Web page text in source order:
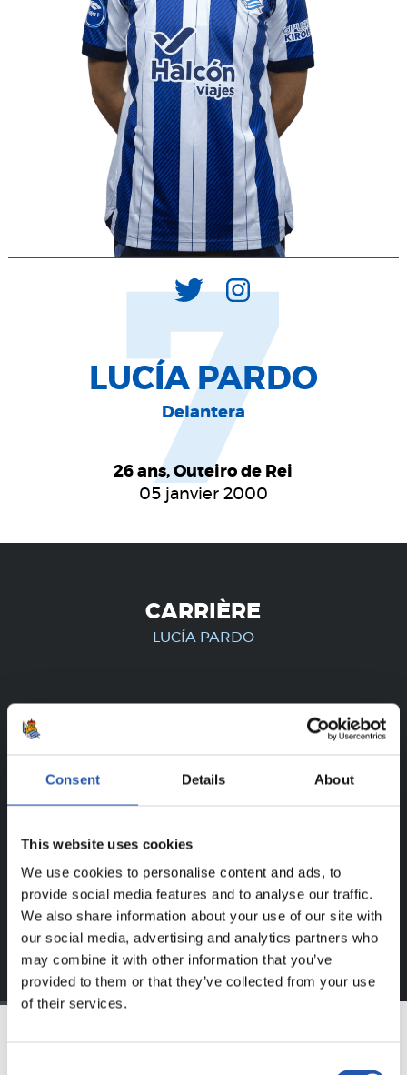
Consent Details About
This website uses cookies
We use cookies to personalise content and ads, to
provide social media features and to analyse our traffic.
We also share information about your use of our site with
our social media, advertising and analytics partners who
may combine it with other information that you’ve
provided to them or that they’ve collected from your use
of their services.
LUCÍA PARDO
Delantera
26 ans, Outeiro de Rei
05 janvier 2000
7
CARRIÈRE
LUCÍA PARDO
UNIQUEMENT POUR LES
contenu exclusif pour vous.